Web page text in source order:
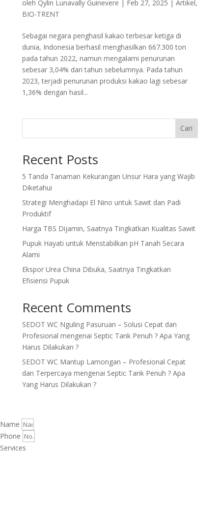
oleh Qylin Lunavally Guinevere | Feb 27, 2025 | Artikel,
BIO-TRENT
Sebagai negara penghasil kakao terbesar ketiga di
dunia, Indonesia berhasil menghasilkan 667.300 ton
pada tahun 2022, namun mengalami penurunan
sebesar 3,04% dari tahun sebelumnya. Pada tahun
2023, terjadi penurunan produksi kakao lagi sebesar
1,36% dengan hasil...
Cari
Recent Posts
5 Tanda Tanaman Kekurangan Unsur Hara yang Wajib
Diketahui
Strategi Menghadapi El Nino untuk Sawit dan Padi
Produktif
Harga TBS Dijamin, Saatnya Tingkatkan Kualitas Sawit
Pupuk Hayati untuk Menstabilkan pH Tanah Secara
Alami
Ekspor Urea China Dibuka, Saatnya Tingkatkan
Efisiensi Pupuk
Recent Comments
SEDOT WC Nguling Pasuruan – Solusi Cepat dan
Profesional mengenai Septic Tank Penuh ? Apa Yang
Harus Dilakukan ?
SEDOT WC Mantup Lamongan – Profesional Cepat
dan Terpercaya mengenai Septic Tank Penuh ? Apa
Yang Harus Dilakukan ?
Name
Phone
Services